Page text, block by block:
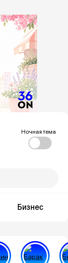
Ночная тема
Бизнес